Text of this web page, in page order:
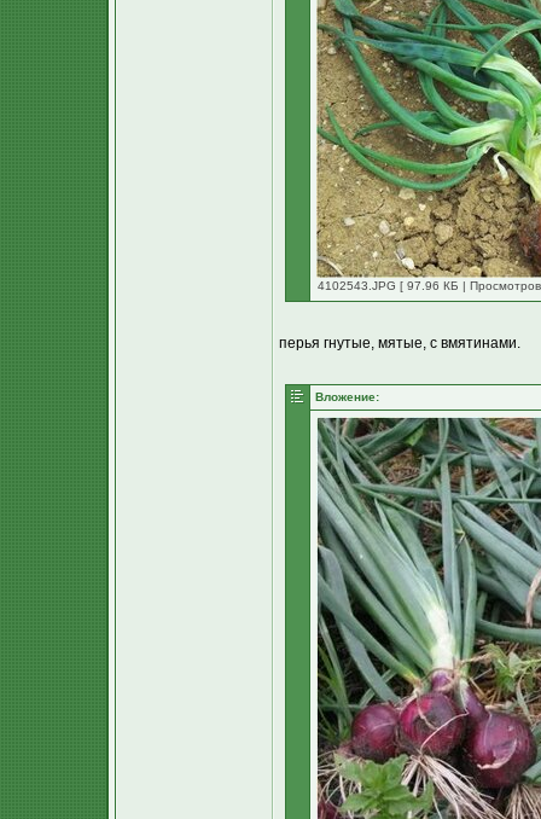
4102543.JPG [ 97.96 КБ |
перья гнутые, мятые, с вмятинами.
Вложение: